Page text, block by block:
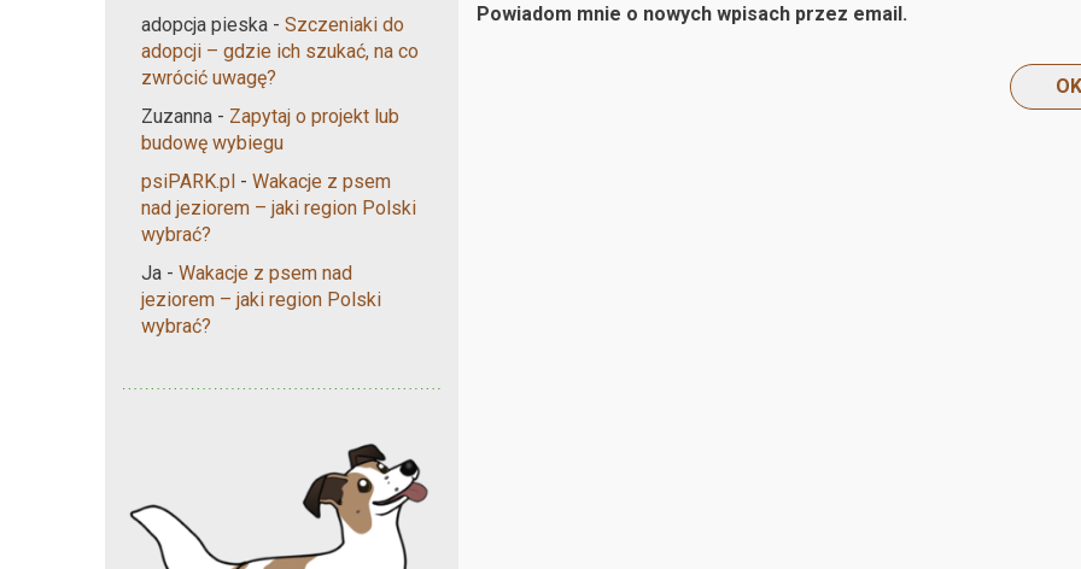
adopcja pieska - Szczeniaki do
adopcji – gdzie ich szukać, na co
zwrócić uwagę?
Zuzanna - Zapytaj o projekt lub
budowę wybiegu
psiPARK.pl - Wakacje z psem
nad jeziorem – jaki region Polski
wybrać?
Ja - Wakacje z psem nad
jeziorem – jaki region Polski
wybrać?
Powiadom mnie o nowych wpisach przez email.